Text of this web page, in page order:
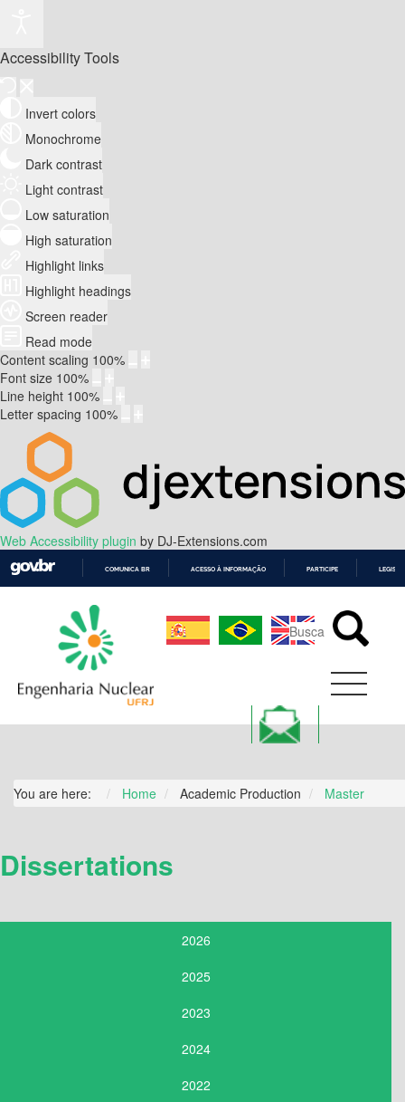
Accessibility Tools
Invert colors
Monochrome
Dark contrast
Light contrast
Low saturation
High saturation
Highlight links
Highlight headings
Screen reader
Read mode
Content scaling 100%
Font size 100%
Line height 100%
Letter spacing 100%
Web Accessibility plugin by DJ-Extensions.com
CONTEÚDO
COMUNICA BR ACESSO À INFORMAÇÃO PARTICIPE
You are here: Home Academic Production Master
Dissertations
2026
2025
2023
2024
2022